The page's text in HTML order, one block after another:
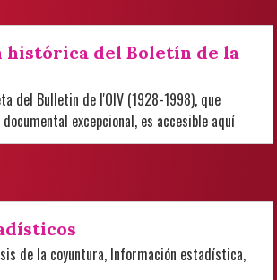
histórica del Boletín de la
del Bulletin de l'OIV (1928-1998), que
excepcional, es accesible aquí
de la coyuntura, Información estadística,